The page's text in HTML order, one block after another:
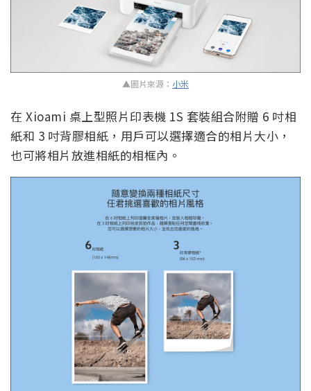
▲圖片來源： 小米
在 Xioami 桌上型照片印表機 1S 套裝組合附贈 6 吋相
紙和 3 吋背膠相紙，用戶可以選擇適合的相片大小，
也可將相片放進相紙的相框內。